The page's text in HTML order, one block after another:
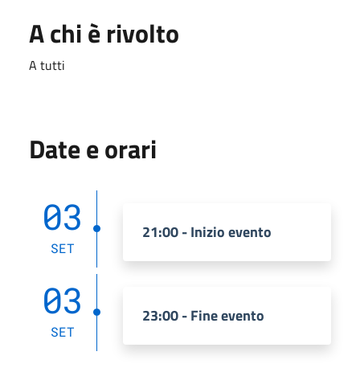
A chi è rivolto
A tutti
Date e orari
03
SET
21:00 - Inizio evento
03
SET
23:00 - Fine evento